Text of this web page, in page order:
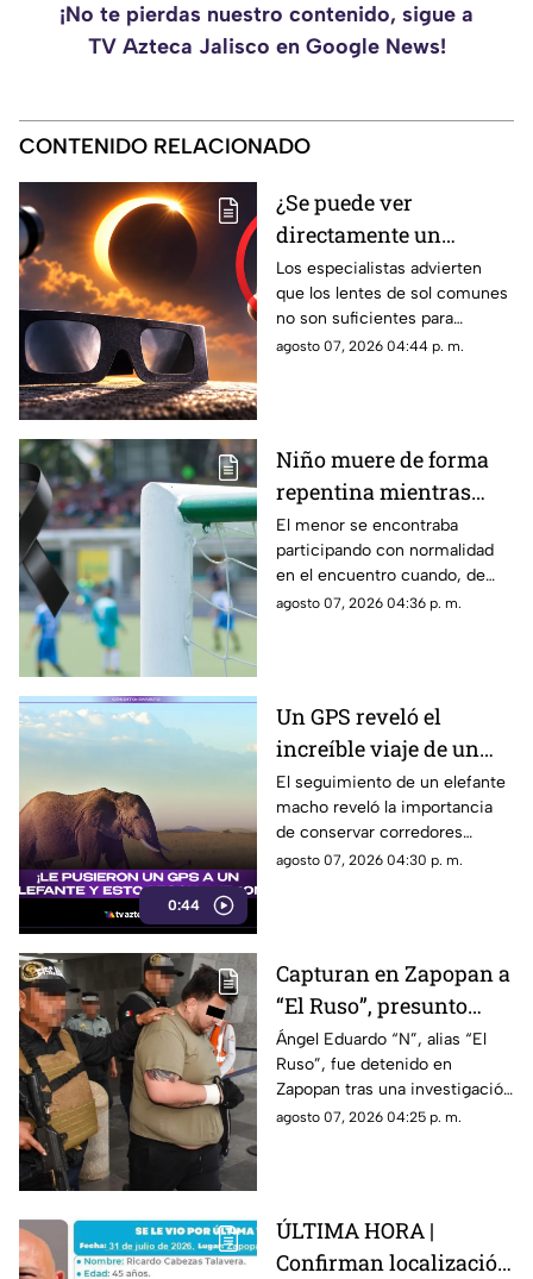
¡No te pierdas nuestro contenido, sigue a
TV Azteca Jalisco en Google News!
CONTENIDO RELACIONADO
¿Se puede ver
directamente un
eclipse parcial? Esto
debes saber antes de
observarlo
Los especialistas advierten
que los lentes de sol comunes
no son suficientes para
observar un eclipse parcial.
agosto 07, 2026 04:44 p. m.
Niño muere de forma
repentina mientras
jugaba futbol
El menor se encontraba
participando con normalidad
en el encuentro cuando, de
manera repentina, cayó al
agosto 07, 2026 04:36 p. m.
0:44
Un GPS reveló el
increíble viaje de un
elefante por cuatro
países de África; esta es
la historia de 'Z16'
El seguimiento de un elefante
macho reveló la importancia
de conservar corredores
naturales que atraviesan las
agosto 07, 2026 04:30 p. m.
Capturan en Zapopan a
“El Ruso”, presunto
autor intelectual de
homicidios en Playa
del Carmen
Ángel Eduardo “N”, alias “El
Ruso”, fue detenido en
Zapopan tras una investigación
de tres meses; enfrenta dos
agosto 07, 2026 04:25 p. m.
ÚLTIMA HORA |
Confirman localización